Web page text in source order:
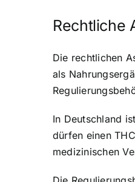
Rechtliche
Die rechtlichen
als
In Deutschland
dürfen einen
medizinischen